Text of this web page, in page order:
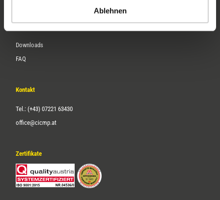
Ablehnen
Downloads
FAQ
Kontakt
Tel.: (+43) 07221 63430
office@cicmp.at
Zertifikate